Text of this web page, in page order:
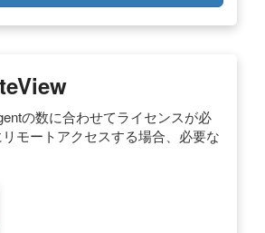
の数に合わせてライセンスが必
モートアクセスする場合、必要な